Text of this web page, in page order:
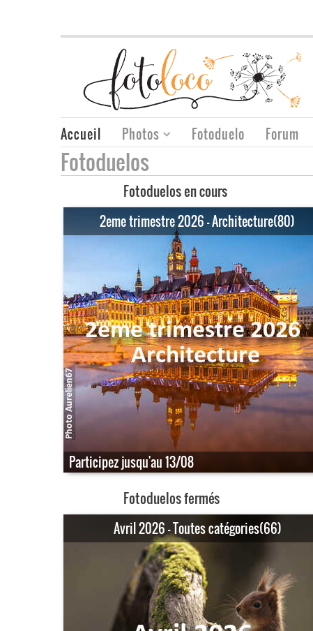
Accueil Photos Fotoduelo Forum
Fotoduelos
Fotoduelos en cours
2eme trimestre 2026 - Architecture(80)
Participez jusqu'au 13/08
Fotoduelos fermés
Avril 2026 - Toutes catégories(66)